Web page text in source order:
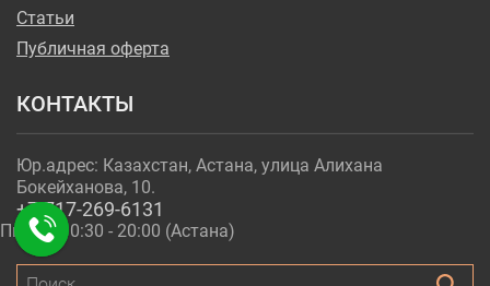
Статьи
Публичная оферта
КОНТАКТЫ
Юр.адрес: Казахстан, Астана, улица Алихана
Бокейханова, 10.
+7-717-269-6131
Пн - Пт 10:30 - 20:00 (Астана)